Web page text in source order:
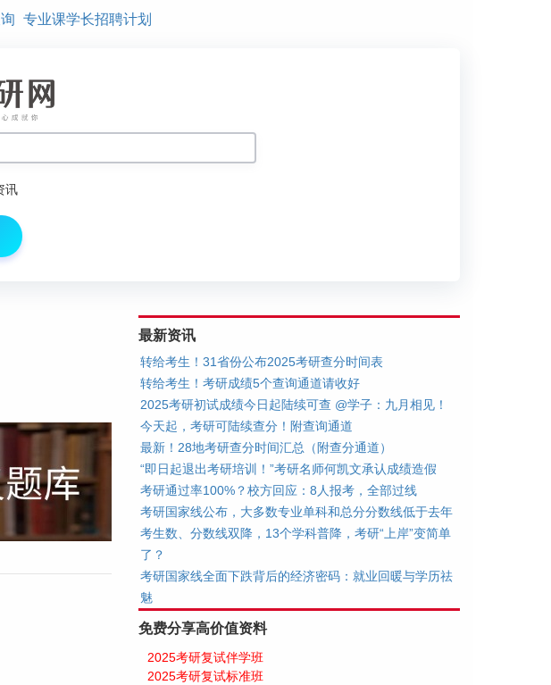
专业课学长招聘计划
讯
最新资讯
转给考生！31省份公布2025考研查分时间表
转给考生！考研成绩5个查询通道请收好
2025考研初试成绩今日起陆续可查 @学子：九月相见！
今天起，考研可陆续查分！附查询通道
最新！28地考研查分时间汇总（附查分通道）
“即日起退出考研培训！”考研名师何凯文承认成绩造假
考研通过率100%？校方回应：8人报考，全部过线
考研国家线公布，大多数专业单科和总分分数线低于去年
考生数、分数线双降，13个学科普降，考研“上岸”变简单
了？
考研国家线全面下跌背后的经济密码：就业回暖与学历祛
魅
免费分享高价值资料
2025考研复试伴学班
2025考研复试标准班